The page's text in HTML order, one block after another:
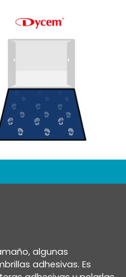
algunas
adhesivas. Es